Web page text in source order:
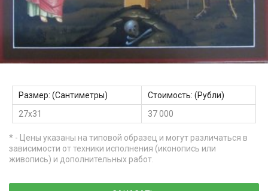
Размер: (Сантиметры)
Стоимость: (Рубли)
27х31
37 000
* - Цены указаны на типовой образец и могут различаться в
зависимости от техники исполнения (иконопись или
живопись) и дополнительных работ.